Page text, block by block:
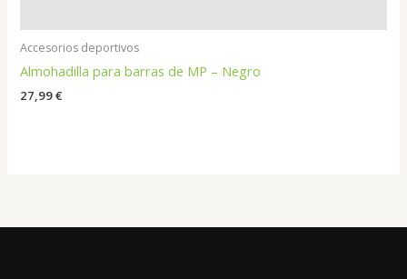
Accesorios deportivos
Almohadilla para barras de MP – Negro
27,99€